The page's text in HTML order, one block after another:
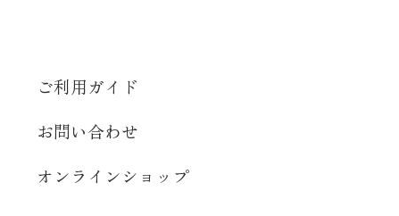
ご利用ガイド
お問い合わせ
オンラインショップ